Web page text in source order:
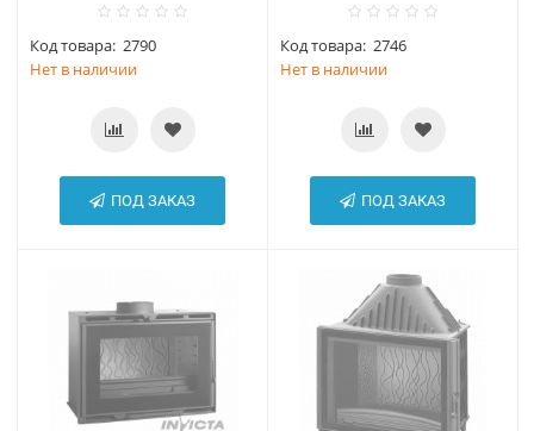
Код товара: 2790
Нет в наличии
ПОД ЗАКАЗ
Код товара: 2746
Нет в наличии
ПОД ЗАКАЗ